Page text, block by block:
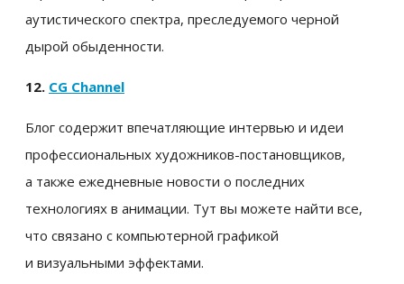
аутистического спектра, преследуемого черной
дырой обыденности.
12. CG Channel
Блог содержит впечатляющие интервью и идеи
профессиональных художников-постановщиков,
а также ежедневные новости о последних
технологиях в анимации. Тут вы можете найти все,
что связано с компьютерной графикой
и визуальными эффектами.